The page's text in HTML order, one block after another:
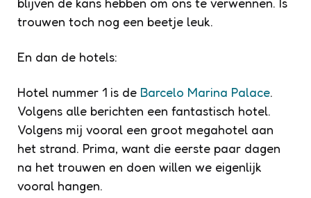
trouwen toch nog een beetje leuk.
En dan de hotels:
Hotel nummer 1 is de Barcelo Marina Palace.
Volgens alle berichten een fantastisch hotel.
Volgens mij vooral een groot megahotel aan
het strand. Prima, want die eerste paar dagen
na het trouwen en doen willen we eigenlijk
vooral hangen.